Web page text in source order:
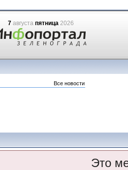
7августа пятница2026
Это